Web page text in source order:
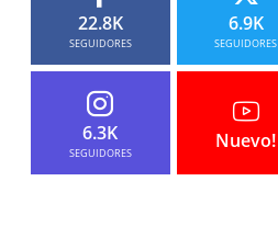
22.8K
SEGUIDORES
6.9K
SEGUIDORES
6.3K
SEGUIDORES
Nuevo!